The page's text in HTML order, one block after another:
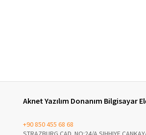
Aknet Yazılım Donanım Bilgisayar
+90 850 455 68 68